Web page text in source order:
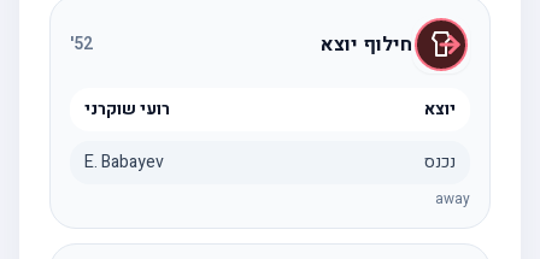
חילוף יוצא 52
'
יוצא רועי שוקרני
נכנס E. Babayev
away